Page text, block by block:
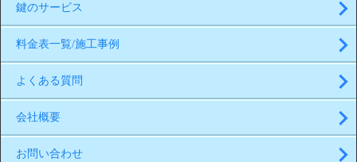
鍵のサービス
料金表一覧/施工事例
よくある質問
会社概要
お問い合わせ